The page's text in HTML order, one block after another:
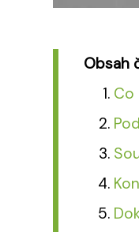
Obsah
Co